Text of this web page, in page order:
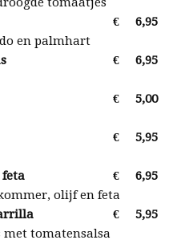
€
6,95
en palmhart
€
6,95
€
5,00
€
5,95
feta
€
6,95
olijf en feta
€
5,95
met tomatensalsa